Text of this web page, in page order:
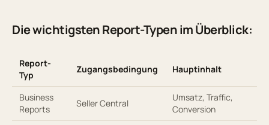
Die wichtigsten Report-Typen im Überblick:
Report-
Typ
Zugangsbedingung Hauptinhalt
Business
Reports
Seller Central
Umsatz, Traffic,
Conversion